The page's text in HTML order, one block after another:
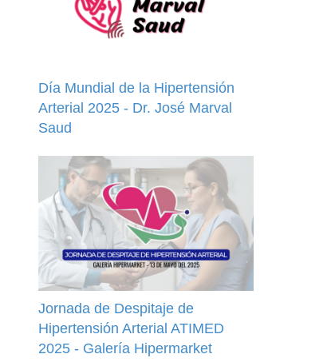
Día Mundial de la Hipertensión
Arterial 2025 - Dr. José Marval
Saud
Jornada de Despitaje de
Hipertensión Arterial ATIMED
2025 - Galería Hipermarket